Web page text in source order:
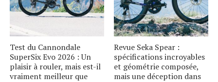
Test du Cannondale
SuperSix Evo 2026 : Un
plaisir à rouler, mais est-il
vraiment meilleur que
Revue Seka Spear :
spécifications incroyables
et géométrie composée,
mais une déception dans